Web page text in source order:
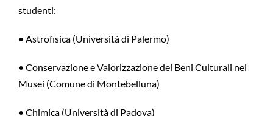
studenti:
• Astrofisica (Università di Palermo)
• Conservazione e Valorizzazione dei Beni Culturali nei
Musei (Comune di Montebelluna)
• Chimica (Università di Padova)